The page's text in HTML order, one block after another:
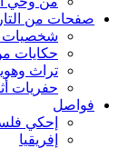
صفحات من
شخصيات
حكايات
تراث
حفريات
فواصل
إحكي
إفريقيا